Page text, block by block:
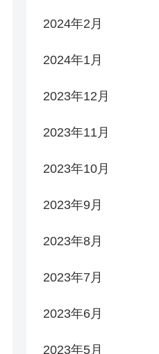
2024年2月
2024年1月
2023年12月
2023年11月
2023年10月
2023年9月
2023年8月
2023年7月
2023年6月
2023年5月